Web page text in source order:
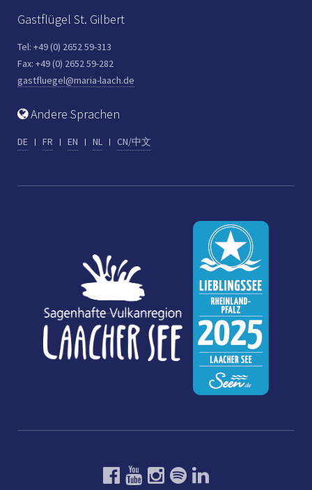
Gastflügel St. Gilbert
Tel: +49 (0) 2652 59-313
Fax: +49 (0) 2652 59-282
gastfluegel@maria-laach.de
Andere Sprachen
DE FR EN NL CN/中文